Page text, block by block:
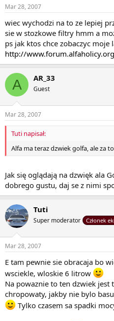
Mar 28, 2007
wiec wychodzi na to ze lepiej
sie w stozkowe filtry hmm a
ps jak ktos chce zobaczyc
http://
A AR_33
Guest
Mar 28, 2007
Tuti napisał:
Alfa ma teraz dzwiek golfa, ale za
Jak się oglądają na dzwięk ala
dobrego gustu, daj se z nimi
Tuti
Super moderator Członek
Mar 28, 2007
E tam pewnie sie obracaja bo
wsciekle, wloskie 6 litrow
Na powaznie to ten dzwiek jest
chropowaty, jakby nie bylo
Tylko czasem sa spadki